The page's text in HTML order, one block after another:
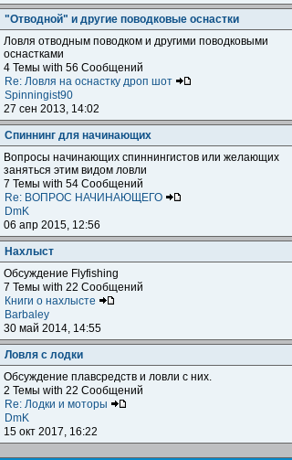
"Отводной" и другие поводковые оснастки
Ловля отводным поводком и другими поводковыми
оснастками
4 Темы with 56 Сообщений
Re: Ловля на оснастку дроп шот
Spinningist90
27 сен 2013, 14:02
Спиннинг для начинающих
Вопросы начинающих спиннингистов или желающих
заняться этим видом ловли
7 Темы with 54 Сообщений
Re: ВОПРОС НАЧИНАЮЩЕГО
DmK
06 апр 2015, 12:56
Нахлыст
Обсуждение Flyfishing
7 Темы with 22 Сообщений
Книги о нахлысте
Barbaley
30 май 2014, 14:55
Ловля с лодки
Обсуждение плавсредств и ловли с них.
2 Темы with 22 Сообщений
Re: Лодки и моторы
DmK
15 окт 2017, 16:22